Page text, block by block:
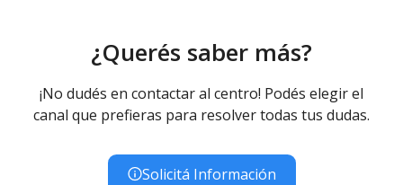
¿Querés saber más?
¡No dudés en contactar al centro! Podés elegir el
canal que prefieras para resolver todas tus dudas.
Solicitá Información